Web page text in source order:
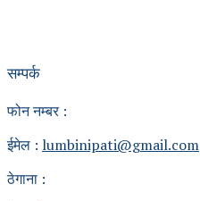
सम्पर्क
फोन नम्बर :
ईमेल : lumbinipati@gmail.com
ठेगाना :